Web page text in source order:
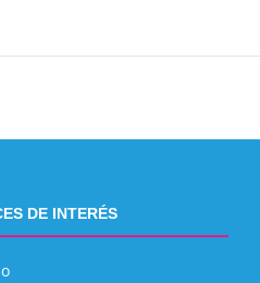
DE INTERÉS